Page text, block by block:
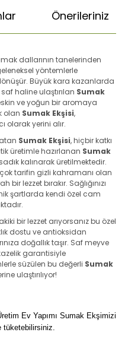
Önerileriniz
dallarının tanelerinden
yöntemlerle
Büyük kara kazanlarda
haline ulaştırılan Sumak
ve yoğun bir aromaya
olan Sumak Ekşisi,
olarak yerini alır.
Sumak Ekşisi, hiçbir katkı
üretimle hazırlanan Sumak
kalınarak üretilmektedir.
tarifin gizli kahramanı olan
bir lezzet bırakır. Sağlığınızı
şartlarda kendi özel cam
bir lezzet arıyorsanız bu özel
dostu ve antioksidan
doğallık taşır. Saf meyve
garantisiyle
süzülen bu değerli Sumak
ulaştırılıyor!
Ev Yapımı Sumak Ekşimizi
tüketebilirsiniz.